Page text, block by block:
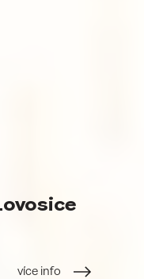
více info